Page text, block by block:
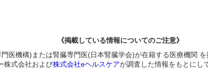
《掲載している情報についてのご注意》
医機構)または腎臓専門医(日本腎臓学会)が在籍する医療機関 を
株式会社および株式会社eヘルスケアが調査した情報をもとにし